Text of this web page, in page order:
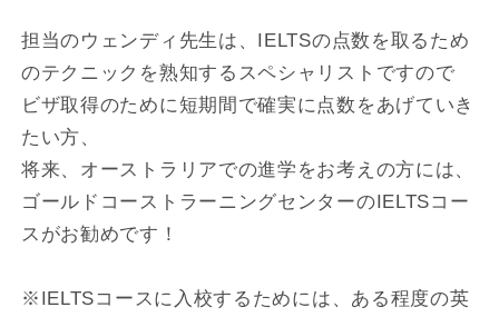
担当のウェンディ先生は、IELTSの点数を取るため
のテクニックを熟知するスペシャリストですので
ビザ取得のために短期間で確実に点数をあげていき
たい方、
将来、オーストラリアでの進学をお考えの方には、
ゴールドコーストラーニングセンターのIELTSコー
スがお勧めです！
※IELTSコースに入校するためには、ある程度の英